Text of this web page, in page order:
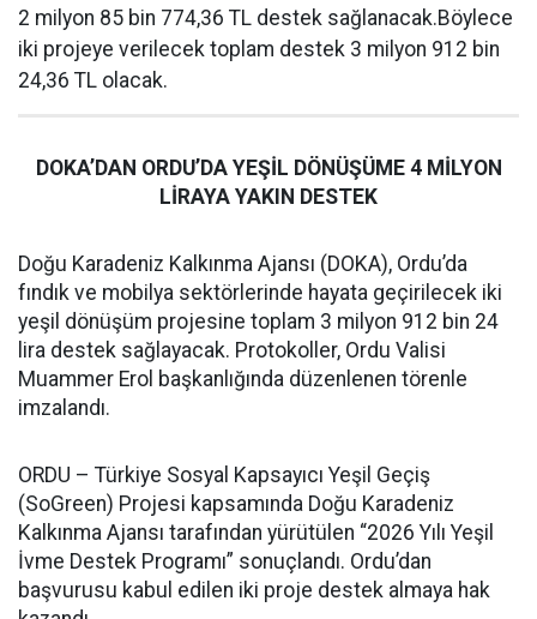
2 milyon 85 bin 774,36 TL destek sağlanacak.Böylece
iki projeye verilecek toplam destek 3 milyon 912 bin
24,36 TL olacak.
DOKA’DAN ORDU’DA YEŞİL DÖNÜŞÜME 4 MİLYON
LİRAYA YAKIN DESTEK
Doğu Karadeniz Kalkınma Ajansı (DOKA), Ordu’da
fındık ve mobilya sektörlerinde hayata geçirilecek iki
yeşil dönüşüm projesine toplam 3 milyon 912 bin 24
lira destek sağlayacak. Protokoller, Ordu Valisi
Muammer Erol başkanlığında düzenlenen törenle
imzalandı.
ORDU – Türkiye Sosyal Kapsayıcı Yeşil Geçiş
(SoGreen) Projesi kapsamında Doğu Karadeniz
Kalkınma Ajansı tarafından yürütülen “2026 Yılı Yeşil
İvme Destek Programı” sonuçlandı. Ordu’dan
başvurusu kabul edilen iki proje destek almaya hak